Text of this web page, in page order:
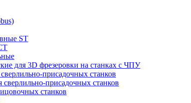
ST
для 3D фрезеровки на станках с ЧПУ
присадочных станков
присадочных станков
станков